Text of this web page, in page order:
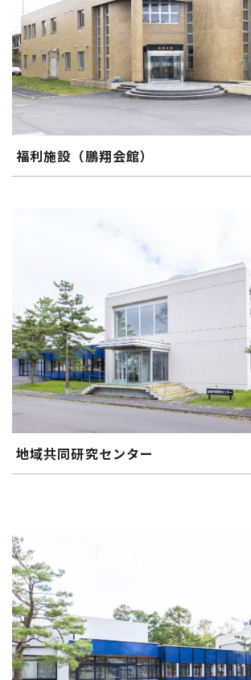
福利施設（鵬翔会館）
地域共同研究センター